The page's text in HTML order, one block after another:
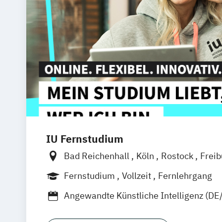
IU Fernstudium
Bad Reichenhall Köln Rostock
Frankfurt am Main
Stuttgart
Bielefeld Deggendorf
Oberhausen Offenbach Saarbrücken
Fernstudium Vollzeit
Fernlehrgang
Angewandte Künstliche Intelligenz